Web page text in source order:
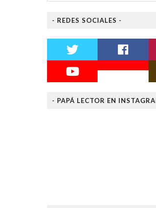
- REDES SOCIALES -
- PAPÁ LECTOR EN